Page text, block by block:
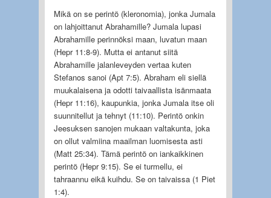
Mikä on se perintö (kleronomia), jonka Jumala
on lahjoittanut Abrahamille? Jumala lupasi
Abrahamille perinnöksi maan, luvatun maan
(Hepr 11:8-9). Mutta ei antanut siitä
Abrahamille jalanleveyden vertaa kuten
Stefanos sanoi (Apt 7:5). Abraham eli siellä
muukalaisena ja odotti taivaallista isänmaata
(Hepr 11:16), kaupunkia, jonka Jumala itse oli
suunnitellut ja tehnyt (11:10). Perintö onkin
Jeesuksen sanojen mukaan valtakunta, joka
on ollut valmiina maailman luomisesta asti
(Matt 25:34). Tämä perintö on iankaikkinen
perintö (Hepr 9:15). Se ei turmellu, ei
tahraannu eikä kuihdu. Se on taivaissa (1 Piet
1:4).